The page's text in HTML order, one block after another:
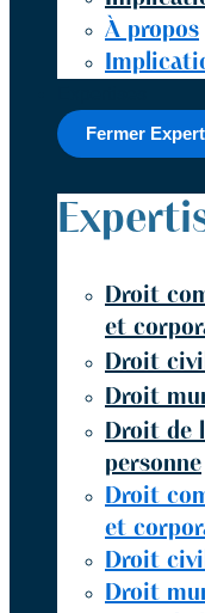
À propos
Fermer
Droit
et
Droit
Droit
Droit de
personne
Droit
et
Droit
Droit